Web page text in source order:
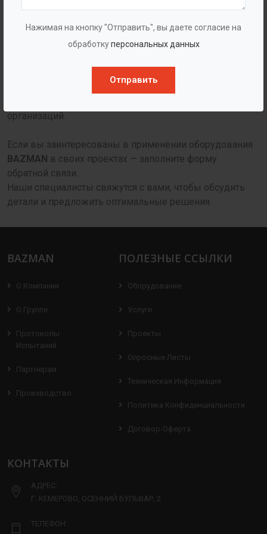
Нажимая на кнопку "Отправить", вы даете согласие на
обработкуперсональных данных
Отправить
гарантийные обязательства и сопровождение;
организаций.
Если вы заинтересованы в применении оборудования
BAZMAN в своих проектах — заполните форму
обратной связи.
Наши специалисты свяжутся с вами, чтобы обсудить
детали и предложить оптимальные решения.
BAZMAN
О Компании
О Группе
Протоколы
Испытаний
Партнерам
Производство
ПОЛЕЗНЫЕ ССЫЛКИ
Оборудование
Услуги
Проекты
Опросные Листы
Техническая Информация
Политика Конфиденциальности
Договор-Оферта
КОНТАКТЫ
АДРЕС:
Г. КЕМЕРОВО, ОСЕННИЙ БУЛЬВАР, 2
ТЕЛЕФОН: